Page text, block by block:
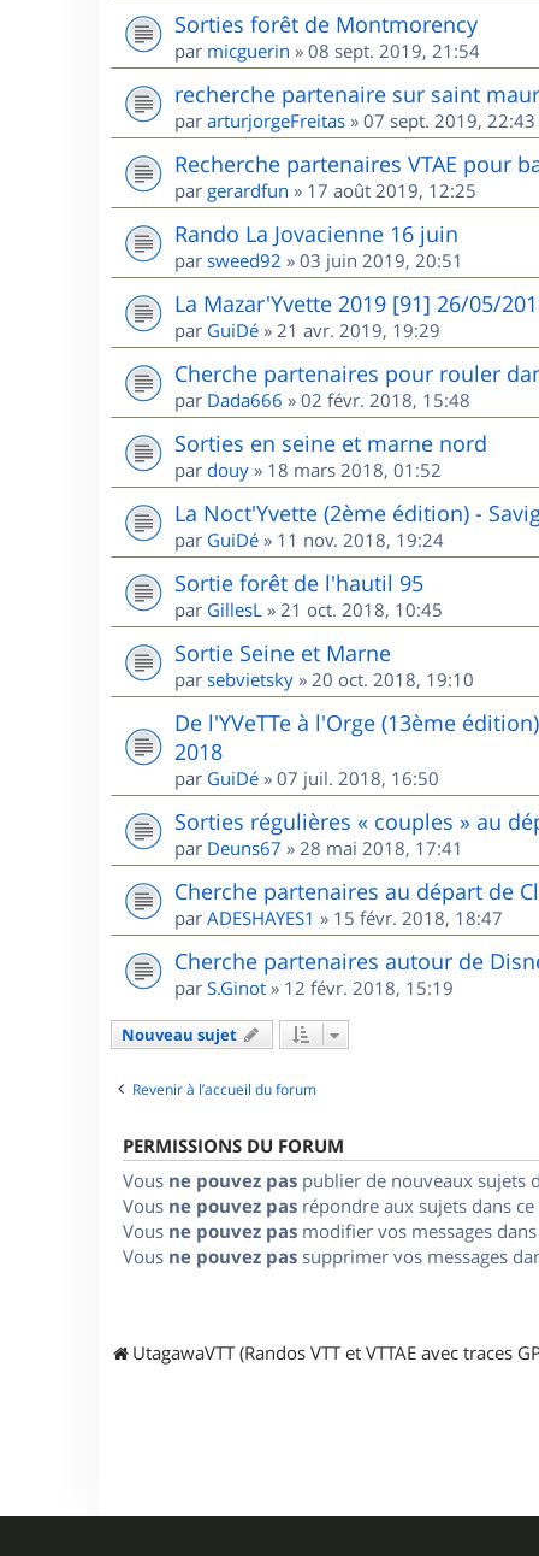
Sorties forêt de Montmorency
par micguerin » 08 sept. 2019, 21:54
recherche partenaire sur saint
par arturjorgeFreitas » 07 sept. 2019, 22:43
Recherche partenaires VTAE pour
par gerardfun » 17 août 2019, 12:25
Rando La Jovacienne 16 juin
par sweed92 » 03 juin 2019, 20:51
La Mazar'Yvette 2019 [91] 26/05/
par GuiDé » 21 avr. 2019, 19:29
Cherche partenaires pour rouler
par Dada666 » 02 févr. 2018, 15:48
Sorties en seine et marne nord
par douy » 18 mars 2018, 01:52
La Noct'Yvette (2ème édition) -
par GuiDé » 11 nov. 2018, 19:24
Sortie forêt de l'hautil 95
par GillesL » 21 oct. 2018, 10:45
Sortie Seine et Marne
par sebvietsky » 20 oct. 2018, 19:10
De l'YVeTTe à l'Orge (13ème
2018
par GuiDé » 07 juil. 2018, 16:50
Sorties régulières « couples » au
par Deuns67 » 28 mai 2018, 17:41
Cherche partenaires au départ de
par ADESHAYES1 » 15 févr. 2018, 18:47
Cherche partenaires autour de
par S.Ginot » 12 févr. 2018, 15:19
Nouveau sujet
Revenir à l’accueil du forum
PERMISSIONS DU FORUM
Vous ne pouvez pas publier de nouveaux sujets
Vous ne pouvez pas répondre aux sujets dans
Vous ne pouvez pas modifier vos messages
Vous ne pouvez pas supprimer vos messages
UtagawaVTT (Randos VTT et VTTAE avec traces